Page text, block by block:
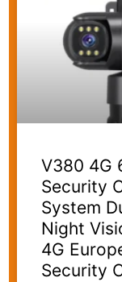
V380 4G
Security
System
Night
4G
Security